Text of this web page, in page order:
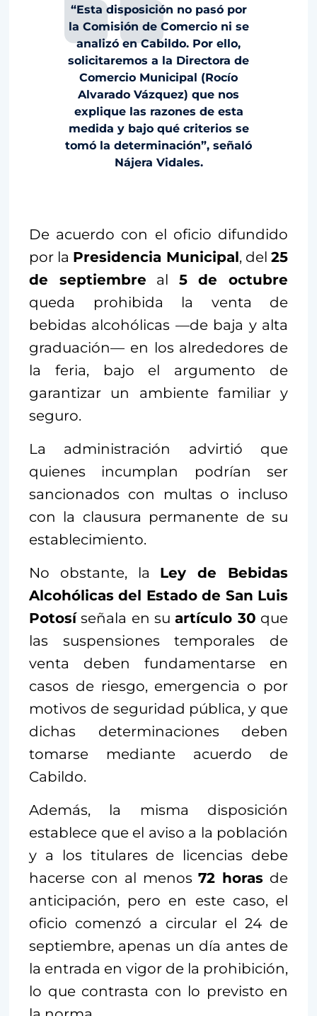
“Esta disposición no pasó por
la Comisión de Comercio ni se
analizó en Cabildo. Por ello,
solicitaremos a la Directora de
Comercio Municipal (Rocío
Alvarado Vázquez) que nos
explique las razones de esta
medida y bajo qué criterios se
tomó la determinación”, señaló
Nájera Vidales.
De acuerdo con el oficio difundido
por la Presidencia Municipal, del25
de septiembre al 5 de octubre
queda prohibida la venta de
bebidas alcohólicas —de baja y alta
graduación— en los alrededores de
la feria, bajo el argumento de
garantizar un ambiente familiar y
seguro.
La administración advirtió que
quienes incumplan podrían ser
sancionados con multas o incluso
con la clausura permanente de su
establecimiento.
No obstante, la Ley de Bebidas
Alcohólicas del Estado de San Luis
Potosíseñala en suartículo 30 que
las suspensiones temporales de
venta deben fundamentarse en
casos de riesgo, emergencia o por
motivos de seguridad pública, y que
dichas determinaciones deben
tomarse mediante acuerdo de
Cabildo.
Además, la misma disposición
establece que el aviso a la población
y a los titulares de licencias debe
hacerse con al menos72 horas de
anticipación, pero en este caso, el
oficio comenzó a circular el 24 de
septiembre, apenas un día antes de
la entrada en vigor de la prohibición,
lo que contrasta con lo previsto en